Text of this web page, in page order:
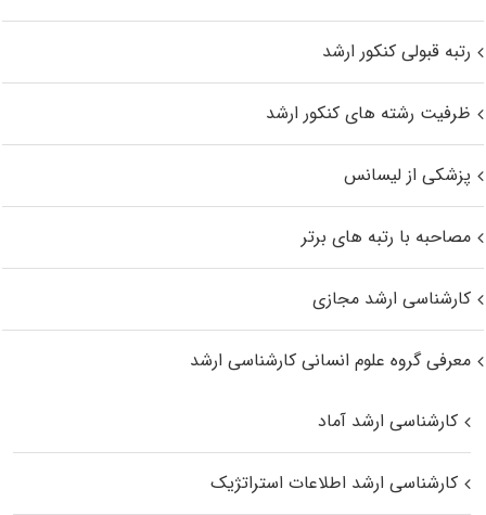
رتبه قبولی کنکور ارشد
ظرفیت رشته های کنکور ارشد
پزشکی از لیسانس
مصاحبه با رتبه های برتر
کارشناسی ارشد مجازی
معرفی گروه علوم انسانی کارشناسی ارشد
کارشناسی ارشد آماد
کارشناسی ارشد اطلاعات استراتژیک